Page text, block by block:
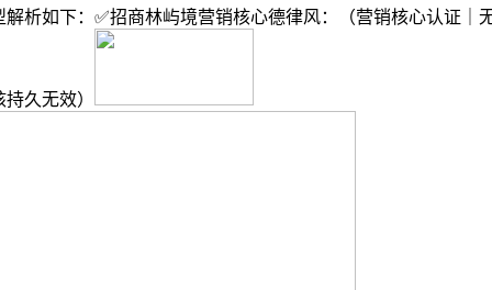
解析如下：✅招商林屿境营销核心德律风：（营销核心认证｜
久无效）